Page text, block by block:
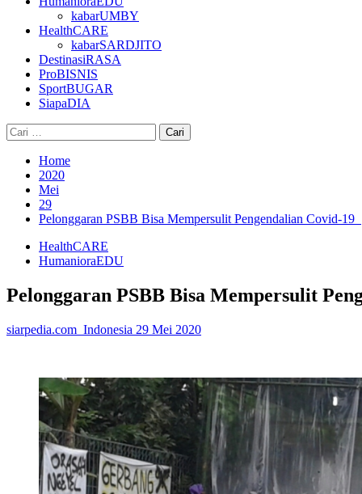
kabarUMBY
HealthCARE
kabarSARDJITO
DestinasiRASA
ProBISNIS
SportBUGAR
SiapaDIA
Cari
untuk:
Home
2020
Mei
29
Pelonggaran PSBB Bisa Mempersulit Pengendalian Covid-19
HealthCARE
HumanioraEDU
Pelonggaran PSBB Bisa Mempersulit
siarpedia.com_Indonesia 29 Mei 2020